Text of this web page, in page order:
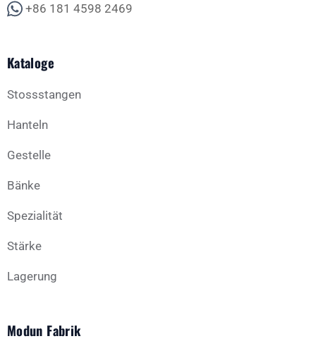
+86 181 4598 2469
Kataloge
Stossstangen
Hanteln
Gestelle
Bänke
Spezialität
Stärke
Lagerung
Modun Fabrik